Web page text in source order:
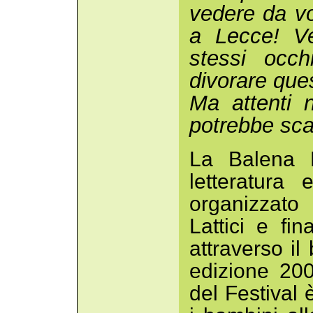
vedere da
a Lecce!
stessi
divorare
Ma attenti
potrebbe
La Balena
letteratura
Lattici e
attraverso il
edizione
del Festival